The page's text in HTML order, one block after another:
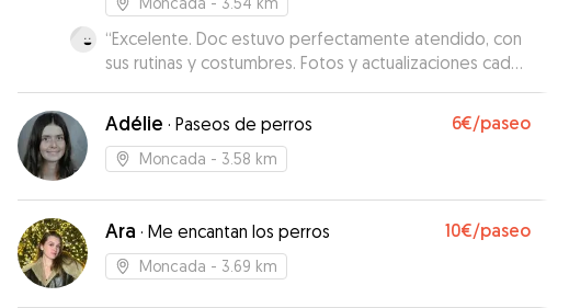
“Excelente. Doc estuvo perfectamente atendido, con
sus rutinas y costumbres. Fotos y actualizaciones cada
día. Luciana lo ha cuidado y nos ha transmitido
tranquilidad y confianza. Muy recomendable.
Adélie · Paseos de perros 6€/paseo
Moncada - 3.58 km
Ara · Me encantan los perros 10€/paseo
Moncada - 3.69 km